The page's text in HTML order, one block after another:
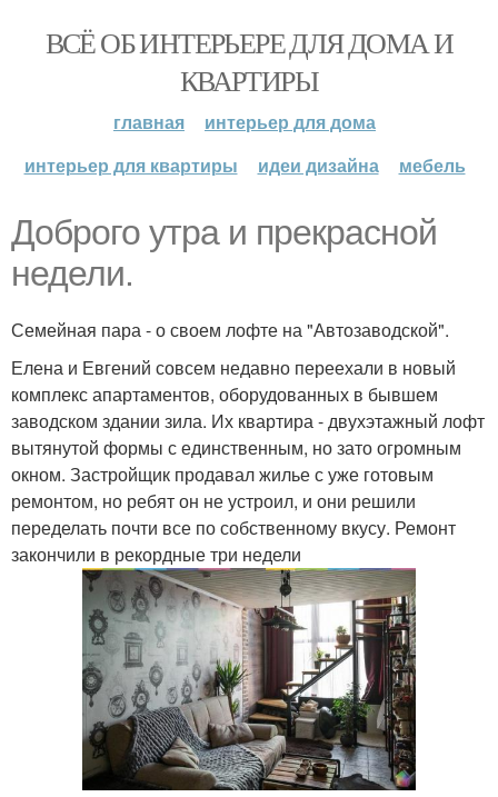
ВСЁ ОБ ИНТЕРЬЕРЕ ДЛЯ ДОМА И
КВАРТИРЫ
главная
интерьер для дома
интерьер для квартиры
идеи дизайна мебель
Доброго утра и прекрасной
недели.
Семейная пара - о своем лофте на "Автозаводской".
Елена и Евгений совсем недавно переехали в новый
комплекс апартаментов, оборудованных в бывшем
заводском здании зила. Их квартира - двухэтажный лофт
вытянутой формы с единственным, но зато огромным
окном. Застройщик продавал жилье с уже готовым
ремонтом, но ребят он не устроил, и они решили
переделать почти все по собственному вкусу. Ремонт
закончили в рекордные три недели